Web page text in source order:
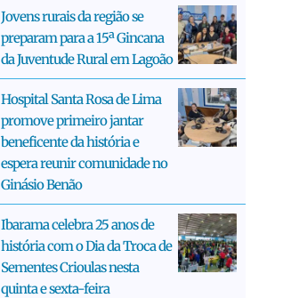
Jovens rurais da região se
preparam para a 15ª Gincana
da Juventude Rural em Lagoão
Hospital Santa Rosa de Lima
promove primeiro jantar
beneficente da história e
espera reunir comunidade no
Ginásio Benão
Ibarama celebra 25 anos de
história com o Dia da Troca de
Sementes Crioulas nesta
quinta e sexta-feira